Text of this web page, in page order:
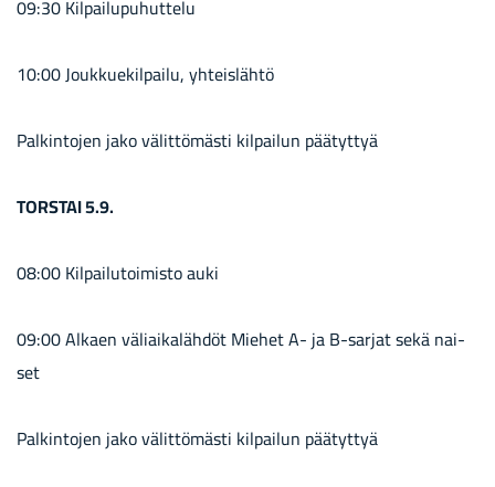
09:30 Kil­pai­lu­pu­hut­te­lu
10:00 Jouk­kue­kil­pai­lu, yh­teis­läh­tö
Pal­kin­to­jen jako vä­lit­tö­mäs­ti kil­pai­lun pää­tyt­tyä
TORS­TAI 5.9.
08:00 Kil­pai­lu­toi­mis­to auki
09:00 Al­kaen vä­liai­ka­läh­döt Mie­het A- ja B-​sarjat sekä nai­
set
Pal­kin­to­jen jako vä­lit­tö­mäs­ti kil­pai­lun pää­tyt­tyä